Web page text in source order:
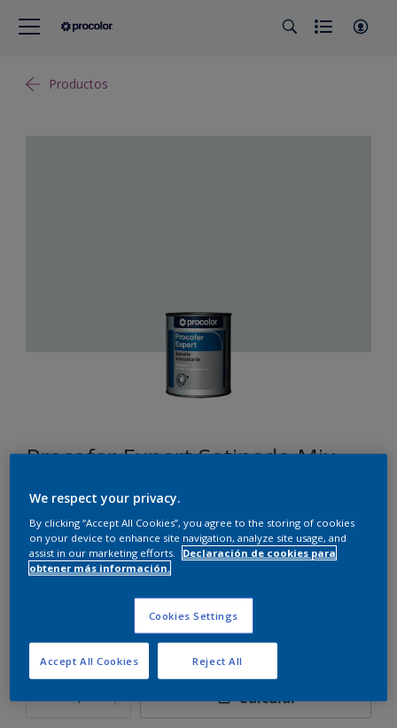
Productos
Procofer Expert Satinado Mix
Cambiar de color
Cantidad Calculadora de pintura
Calcular
We respect your privacy.
By clicking “Accept All Cookies”, you agree to the storing of cookies
on your device to enhance site navigation, analyze site usage, and
assist in our marketing efforts.
Declaración de cookies para
obtener más información.
Cookies Settings
Reject All
Accept All Cookies